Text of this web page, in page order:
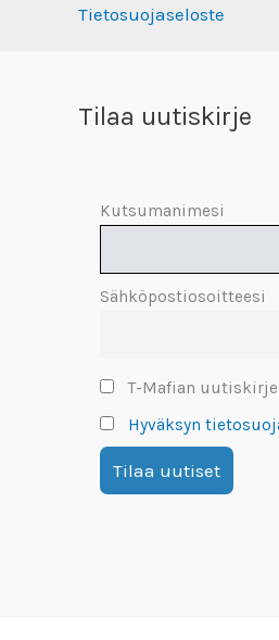
Tietosuojaseloste
Tilaa uutiskirje
Kutsumanimesi
Sähköpostiosoitteesi
T-Mafian
Hyväksyn